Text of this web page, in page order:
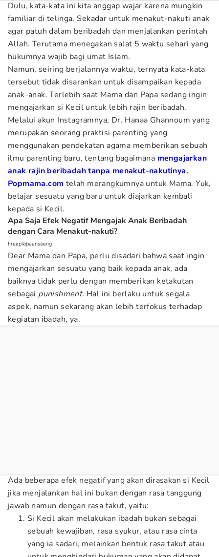
Dulu, kata-kata ini kita anggap wajar karena mungkin
familiar di telinga. Sekadar untuk menakut-nakuti anak
agar patuh dalam beribadah dan menjalankan perintah
Allah. Terutama menegakan salat 5 waktu sehari yang
hukumnya wajib bagi umat Islam.
Namun, seiring berjalannya waktu, ternyata kata-kata
tersebut tidak disarankan untuk disampaikan kepada
anak-anak. Terlebih saat Mama dan Papa sedang ingin
mengajarkan si Kecil untuk lebih rajin beribadah.
Melalui akun Instagramnya, Dr. Hanaa Ghannoum yang
merupakan seorang praktisi parenting yang
menggunakan pendekatan agama memberikan sebuah
ilmu parenting baru, tentang bagaimana mengajarkan
anak rajin beribadah tanpa menakut-nakutinya.
Popmama.com telah merangkumnya untuk Mama. Yuk,
belajar sesuatu yang baru untuk diajarkan kembali
kepada si Kecil.
Apa Saja Efek Negatif Mengajak Anak Beribadah
dengan Cara Menakut-nakuti?
Freepik/paansaeng
Dear Mama dan Papa, perlu disadari bahwa saat ingin
mengajarkan sesuatu yang baik kepada anak, ada
baiknya tidak perlu dengan memberikan ketakutan
sebagai punishment. Hal ini berlaku untuk segala
aspek, namun sekarang akan lebih terfokus terhadap
kegiatan ibadah, ya.
Ada beberapa efek negatif yang akan dirasakan si Kecil
jika menjalankan hal ini bukan dengan rasa tanggung
jawab namun dengan rasa takut, yaitu:
Si Kecil akan melakukan ibadah bukan sebagai
sebuah kewajiban, rasa syukur, atau rasa cinta
yang ia sadari, melainkan bentuk rasa takut atau